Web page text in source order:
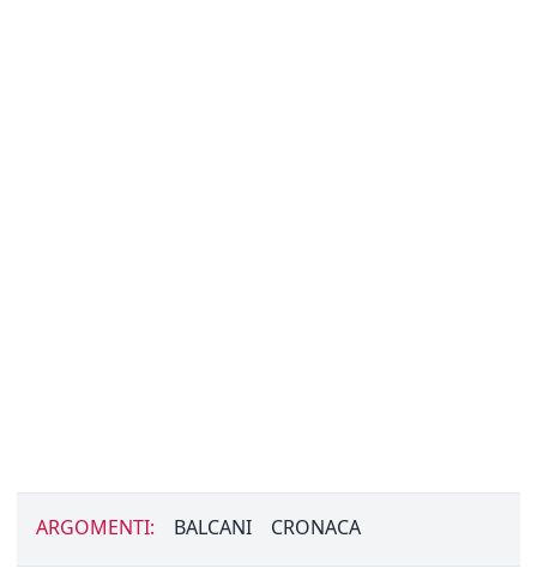
ARGOMENTI: BALCANI CRONACA